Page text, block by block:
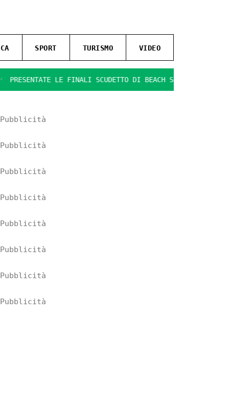
SPORT TURISMO VIDEO
LE FINALI SCUDETTO DI BEACH SOCCER
Pubblicità
Pubblicità
Pubblicità
Pubblicità
Pubblicità
Pubblicità
Pubblicità
Pubblicità